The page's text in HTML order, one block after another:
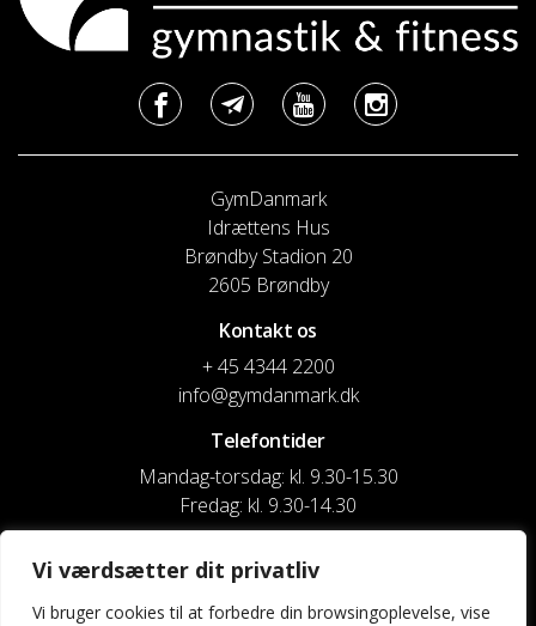
Vi værdsætter dit privatliv
Vi bruger cookies til at forbedre din browsingoplevelse, vise
GymDanmark
Idrættens Hus
Brøndby Stadion 20
2605 Brøndby
Kontakt os
+ 45 4344 2200
info@gymdanmark.dk
Telefontider
Mandag-torsdag: kl. 9.30-15.30
Fredag: kl. 9.30-14.30
CVR nr. 20916818
Reg. & Kontonr.: 4180 3119119022